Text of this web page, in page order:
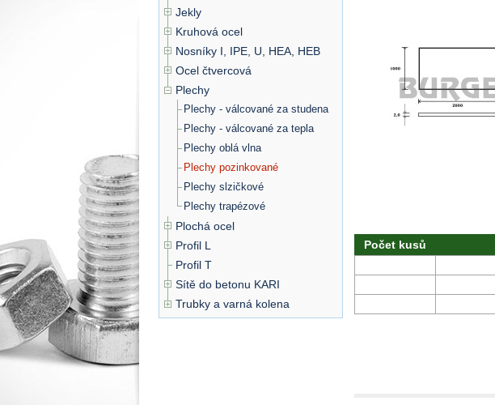
Jekly
Kruhová ocel
Nosníky I, IPE, U, HEA, HEB
Ocel čtvercová
Plechy
Plechy - válcované za studena
Plechy - válcované za tepla
Plechy oblá vlna
Plechy pozinkované
Plechy slzičkové
Plechy trapézové
Plochá ocel
Profil L
Profil T
Sítě do betonu KARI
Trubky a varná kolena
Počet kusů